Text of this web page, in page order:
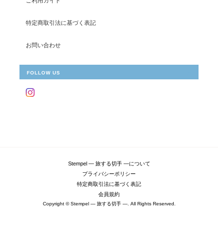
特定商取引法に基づく表記
お問い合わせ
FOLLOW US
Stempel ― 旅する切手 ―について
プライバシーポリシー
特定商取引法に基づく表記
会員規約
Copyright © Stempel ― 旅する切手 ―. All Rights Reserved.